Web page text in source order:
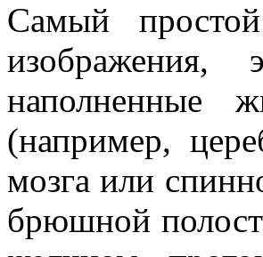
Самый
наполненные
(например,
мозга или
брюшной